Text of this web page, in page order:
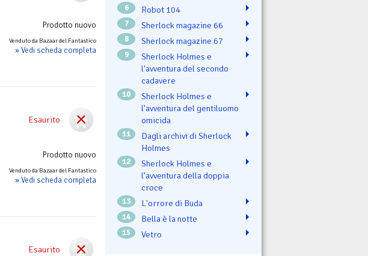
Prodotto nuovo
Venduto da Bazaar del Fantastico
» Vedi scheda completa
Esaurito
Prodotto nuovo
Venduto da Bazaar del Fantastico
» Vedi scheda completa
Esaurito
6 Robot 104
7 Sherlock magazine 66
8 Sherlock magazine 67
9
Sherlock Holmes e
l'avventura del secondo
cadavere
10
Sherlock Holmes e
l’avventura del gentiluomo
omicida
11
Dagli archivi di Sherlock
Holmes
12
Sherlock Holmes e
l’avventura della doppia
croce
13 L'orrore di Buda
14 Bella è la notte
15 Vetro